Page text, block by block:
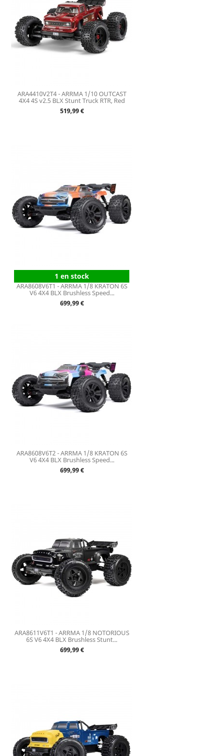
ARA4410V2T4 - ARRMA 1/10 OUTCAST
4X4 4S v2.5 BLX Stunt Truck RTR, Red
Prix
519,99 €
1 en stock
ARA8608V6T1 - ARRMA 1/8 KRATON 6S
V6 4X4 BLX Brushless Speed...
Prix
699,99 €
ARA8608V6T2 - ARRMA 1/8 KRATON 6S
V6 4X4 BLX Brushless Speed...
Prix
699,99 €
ARA8611V6T1 - ARRMA 1/8 NOTORIOUS
6S V6 4X4 BLX Brushless Stunt...
Prix
699,99 €